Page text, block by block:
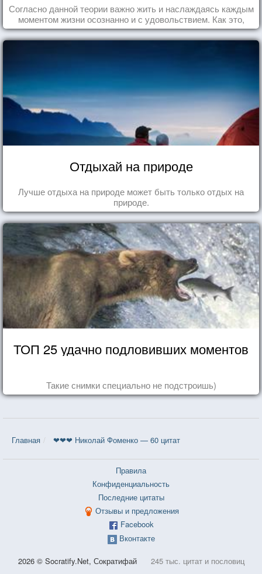
Согласно данной теории важно жить и наслаждаясь каждым
моментом жизни осознанно и с удовольствием. Как это,
попробуем разобраться на реальных примерах.
Отдыхай на природе
Лучше отдыха на природе может быть только отдых на
природе.
ТОП 25 удачно подловивших моментов
Такие снимки специально не подстроишь)
Главная ❤❤❤ Николай Фоменко — 60 цитат
Правила
Конфиденциальность
Последние цитаты
Отзывы и предложения
Facebook
Вконтакте
2026 © Socratify.Net, Сократифай 245 тыс. цитат и пословиц